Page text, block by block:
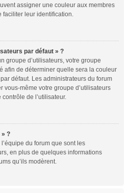
assigner une couleur aux membres
faciliter leur identification.
par défaut » ?
groupe d’utilisateurs, votre groupe
afin de déterminer quelle sera la couleur
défaut. Les administrateurs du forum
vous-même votre groupe d’utilisateurs
de l’utilisateur.
» ?
du forum que sont les
en plus de quelques informations
qu’ils modèrent.